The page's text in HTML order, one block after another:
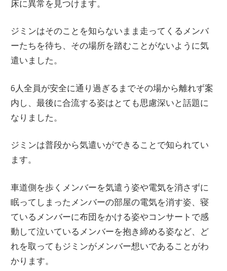
床に異常を見つけます。
ジミンはそのことを知らないまま走ってくるメンバ
ーたちを待ち、その場所を踏むことがないように気
遣いました。
6人全員が安全に通り過ぎるまでその場から離れず案
内し、最後に合流する姿はとても思慮深いと話題に
なりました。
ジミンは普段から気遣いができることで知られてい
ます。
車道側を歩くメンバーを気遣う姿や電気を消さずに
眠ってしまったメンバーの部屋の電気を消す姿、寝
ているメンバーに布団をかける姿やコンサートで感
動して泣いているメンバーを抱き締める姿など、ど
れを取ってもジミンがメンバー想いであることがわ
かります。